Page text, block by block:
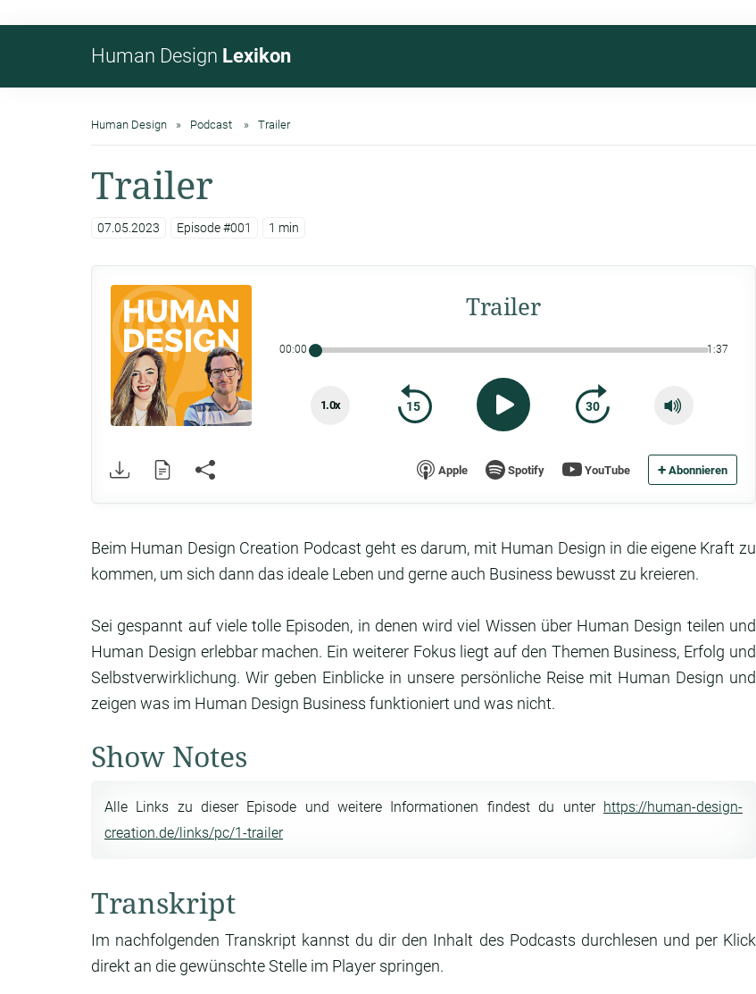
Human Design Lexikon
Human Design Podcast Trailer
Trailer
07.05.2023 Episode #001 1 min
Trailer
00:00 1:37
1.0x 15 30
Apple Spotify YouTube + Abonnieren
Beim Human Design Creation Podcast geht es darum, mit Human Design in die eigene Kraft zu
kommen, um sich dann das ideale Leben und gerne auch Business bewusst zu kreieren.
Sei gespannt auf viele tolle Episoden, in denen wird viel Wissen über Human Design teilen und
Human Design erlebbar machen. Ein weiterer Fokus liegt auf den Themen Business, Erfolg und
Selbstverwirklichung. Wir geben Einblicke in unsere persönliche Reise mit Human Design und
zeigen was im Human Design Business funktioniert und was nicht.
Show Notes
Alle Links zu dieser Episode und weitere Informationen findest du unter https://human-design-
creation.de/links/pc/1-trailer
Transkript
Im nachfolgenden Transkript kannst du dir den Inhalt des Podcasts durchlesen und per Klick
direkt an die gewünschte Stelle im Player springen.